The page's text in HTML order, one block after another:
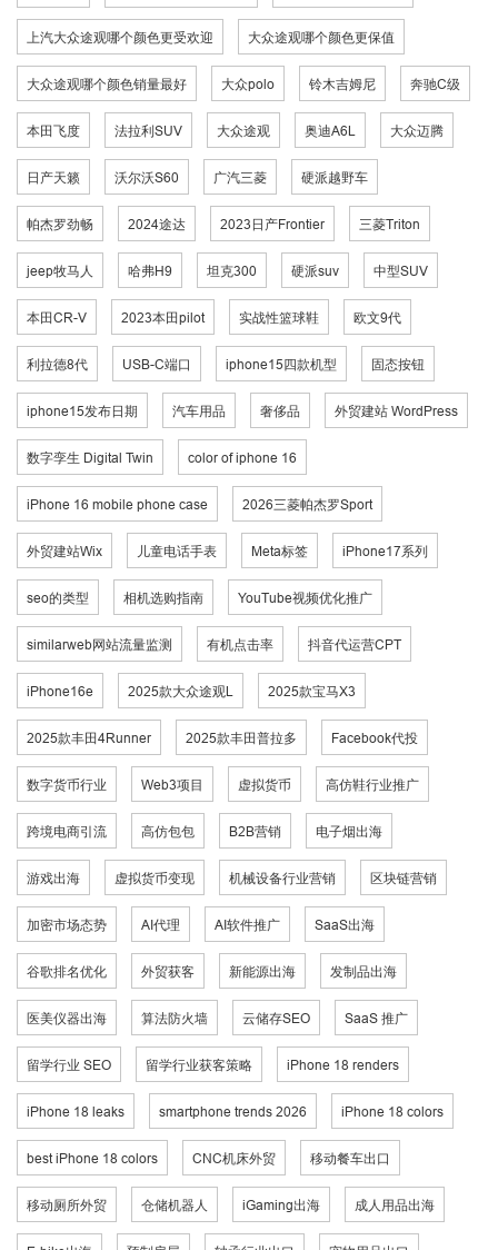
上汽大众途观哪个颜色更受欢迎 大众途观哪个颜色更保值
大众途观哪个颜色销量最好 大众polo 铃木吉姆尼 奔驰C级
本田飞度 法拉利SUV 大众途观 奥迪A6L 大众迈腾
日产天籁 沃尔沃S60 广汽三菱 硬派越野车
帕杰罗劲畅 2024途达 2023日产Frontier 三菱Triton
jeep牧马人 哈弗H9 坦克300 硬派suv 中型SUV
本田CR-V 2023本田pilot 实战性篮球鞋 欧文9代
利拉德8代 USB-C端口 iphone15四款机型 固态按钮
iphone15发布日期 汽车用品 奢侈品 外贸建站 WordPress
数字孪生 Digital Twin color of iphone 16
iPhone 16 mobile phone case 2026三菱帕杰罗Sport
外贸建站Wix 儿童电话手表 Meta标签 iPhone17系列
seo的类型 相机选购指南 YouTube视频优化推广
similarweb网站流量监测 有机点击率 抖音代运营CPT
iPhone16e 2025款大众途观L 2025款宝马X3
2025款丰田4Runner 2025款丰田普拉多 Facebook代投
数字货币行业 Web3项目 虚拟货币 高仿鞋行业推广
跨境电商引流 高仿包包 B2B营销 电子烟出海
游戏出海 虚拟货币变现 机械设备行业营销 区块链营销
加密市场态势 AI代理 AI软件推广 SaaS出海
谷歌排名优化 外贸获客 新能源出海 发制品出海
医美仪器出海 算法防火墙 云储存SEO SaaS 推广
留学行业 SEO 留学行业获客策略 iPhone 18 renders
iPhone 18 leaks smartphone trends 2026 iPhone 18 colors
best iPhone 18 colors CNC机床外贸 移动餐车出口
移动厕所外贸 仓储机器人 iGaming出海 成人用品出海